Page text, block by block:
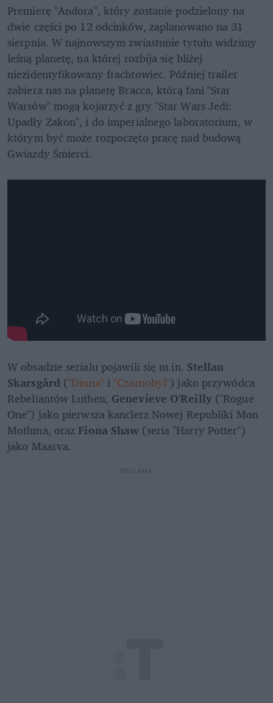
Premierę "Andora", który zostanie podzielony na
dwie części po 12 odcinków, zaplanowano na 31
sierpnia. W najnowszym zwiastunie tytułu widzimy
leśną planetę, na której rozbija się bliżej
niezidentyfikowany frachtowiec. Później trailer
zabiera nas na planetę Bracca, którą fani "Star
Warsów" mogą kojarzyć z gry "Star Wars Jedi:
Upadły Zakon", i do imperialnego laboratorium, w
którym być może rozpoczęto pracę nad budową
Gwiazdy Śmierci.
W obsadzie serialu pojawili się m.in. Stellan
Skarsgård ("Diuna" i "Czarnobyl") jako przywódca
Rebeliantów Luthen, Genevieve O'Reilly ("Rogue
One") jako pierwsza kanclerz Nowej Republiki Mon
Mothma, oraz Fiona Shaw (seria "Harry Potter")
jako Maarva.
REKLAMA